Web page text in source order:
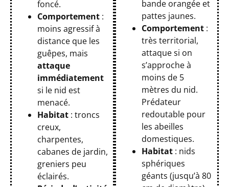
foncé.
Comportement :
moins agressif à
distance que les
guêpes, mais
attaque
immédiatement
si le nid est
menacé.
Habitat : troncs
creux,
charpentes,
cabanes de jardin,
greniers peu
éclairés.
bande orangée et
pattes jaunes.
Comportement :
très territorial,
attaque si on
s’approche à
moins de 5
mètres du nid.
Prédateur
redoutable pour
les abeilles
domestiques.
Habitat : nids
sphériques
géants (jusqu’à 80